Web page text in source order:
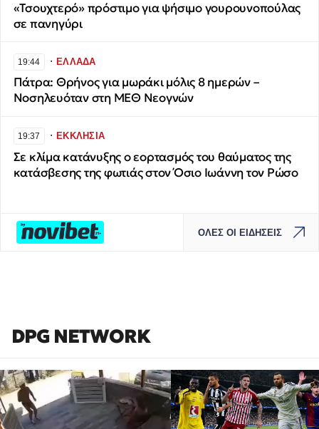
«Τσουχτερό» πρόστιμο για ψήσιμο γουρουνοπούλας
σε πανηγύρι
19:44 ∙ΕΛΛΑΔΑ
Πάτρα: Θρήνος για μωράκι μόλις 8 ημερών –
Νοσηλευόταν στη ΜΕΘ Νεογνών
19:37 ∙ΕΚΚΛΗΣΙΑ
Σε κλίμα κατάνυξης ο εορτασμός του θαύματος της
κατάσβεσης της φωτιάς στον Όσιο Ιωάννη τον Ρώσο
ΟΛΕΣ ΟΙ ΕΙΔΗΣΕΙΣ
DPG NETWORK